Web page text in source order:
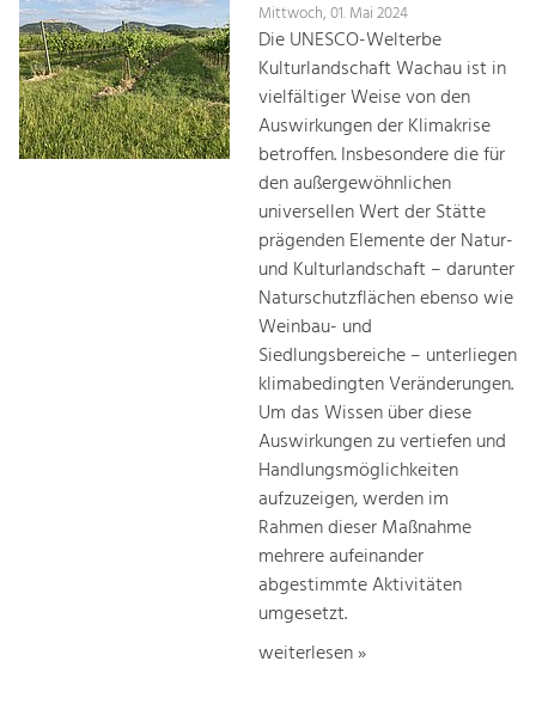
Mittwoch, 01. Mai 2024
Die UNESCO-Welterbe
Kulturlandschaft Wachau ist in
vielfältiger Weise von den
Auswirkungen der Klimakrise
betroffen. Insbesondere die für
den außergewöhnlichen
universellen Wert der Stätte
prägenden Elemente der Natur-
und Kulturlandschaft – darunter
Naturschutzflächen ebenso wie
Weinbau- und
Siedlungsbereiche – unterliegen
klimabedingten Veränderungen.
Um das Wissen über diese
Auswirkungen zu vertiefen und
Handlungsmöglichkeiten
aufzuzeigen, werden im
Rahmen dieser Maßnahme
mehrere aufeinander
abgestimmte Aktivitäten
umgesetzt.
weiterlesen »